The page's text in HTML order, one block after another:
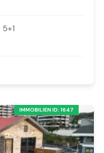
5+1
IMMOBILIEN ID: 1647